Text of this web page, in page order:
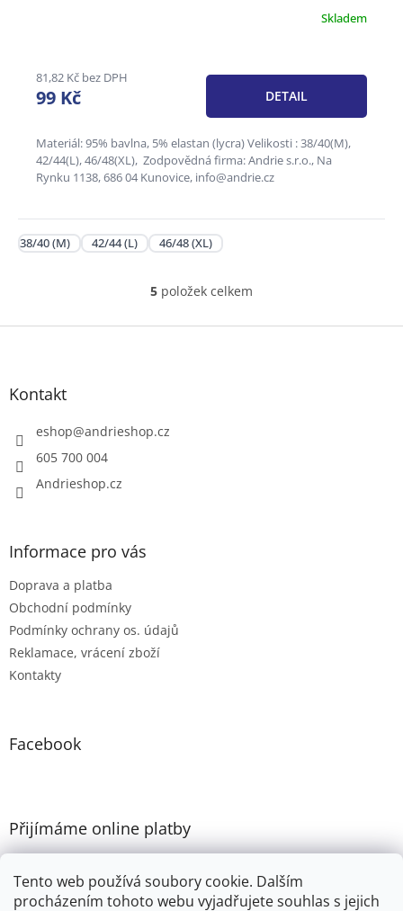
Tento web používá soubory cookie. Dalším
procházením tohoto webu vyjadřujete souhlas s jejich
Skladem
81,82 Kč bez DPH
99 Kč DETAIL
Materiál: 95% bavlna, 5% elastan (lycra) Velikosti : 38/40(M),
42/44(L), 46/48(XL), Zodpovědná firma: Andrie s.r.o., Na
Rynku 1138, 686 04 Kunovice, info@andrie.cz
38/40 (M) 42/44 (L) 46/48 (XL)
O
l
5 položek celkem
Z
Kontakt
eshop@andrieshop.cz
605 700 004
Andrieshop.cz
Informace pro vás
Doprava a platba
Obchodní podmínky
Podmínky ochrany os. údajů
Reklamace, vrácení zboží
Kontakty
Facebook
Přijímáme online platby